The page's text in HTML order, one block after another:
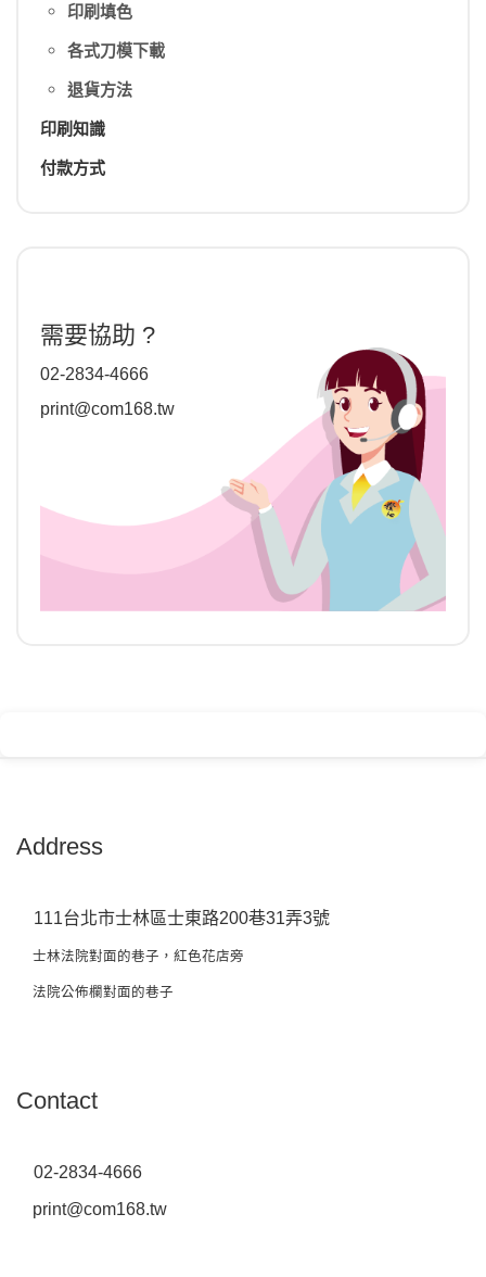
印刷填色
各式刀模下載
退貨方法
印刷知識
付款方式
需要協助 ?
02-2834-4666
print@com168.tw
Address
111台北市士林區士東路200巷31弄3號
士林法院對面的巷子，紅色花店旁
法院公佈欄對面的巷子
Contact
02-2834-4666
print@com168.tw